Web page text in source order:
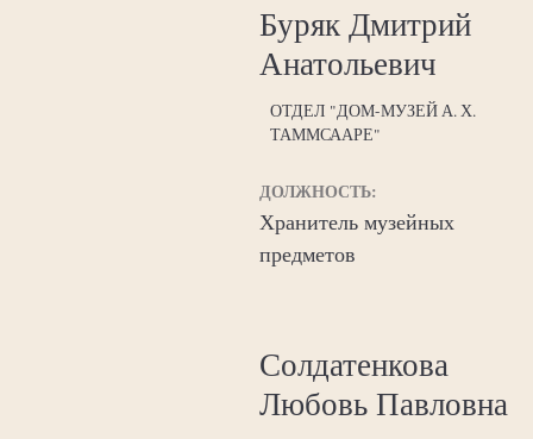
Буряк Дмитрий
Анатольевич
ОТДЕЛ "ДОМ-МУЗЕЙ А. Х.
ТАММСААРЕ"
ДОЛЖНОСТЬ:
Хранитель музейных
предметов
Солдатенкова
Любовь Павловна